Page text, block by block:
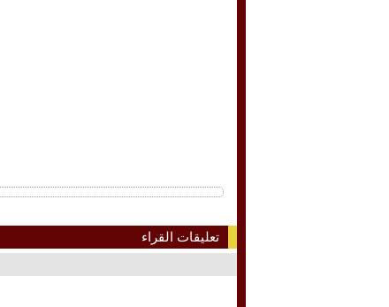
تعليقات القراء